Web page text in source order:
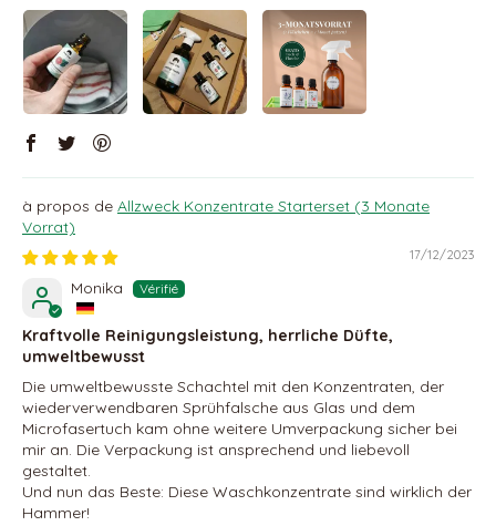
Allzweck Konzentrate Starterset (3 Monate
Vorrat)
17/12/2023
Monika
Kraftvolle Reinigungsleistung, herrliche Düfte,
umweltbewusst
Die umweltbewusste Schachtel mit den Konzentraten, der
wiederverwendbaren Sprühfalsche aus Glas und dem
Microfasertuch kam ohne weitere Umverpackung sicher bei
mir an. Die Verpackung ist ansprechend und liebevoll
gestaltet.
Und nun das Beste: Diese Waschkonzentrate sind wirklich der
Hammer!